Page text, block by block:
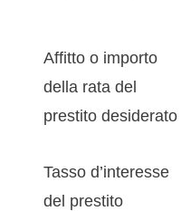
Affitto o importo
della rata del
prestito desiderato
Tasso d’interesse
del prestito